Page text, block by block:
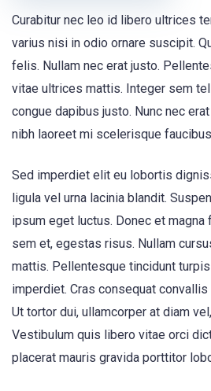
Curabitur nec leo id libero ultrices
varius nisi in odio ornare suscipit.
felis. Nullam nec erat justo.
vitae ultrices mattis. Integer sem
congue dapibus justo. Nunc nec
nibh laoreet mi scelerisque
Sed imperdiet elit eu lobortis
ligula vel urna lacinia blandit.
ipsum eget luctus. Donec et magna
sem et, egestas risus. Nullam
mattis. Pellentesque tincidunt
imperdiet. Cras consequat
Ut tortor dui, ullamcorper at diam
Vestibulum quis libero vitae orci
placerat mauris gravida porttitor